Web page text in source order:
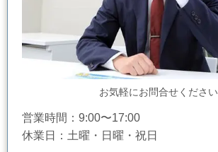
お気軽にお問合せください
営業時間：9:00〜17:00
休業日：土曜・日曜・祝日